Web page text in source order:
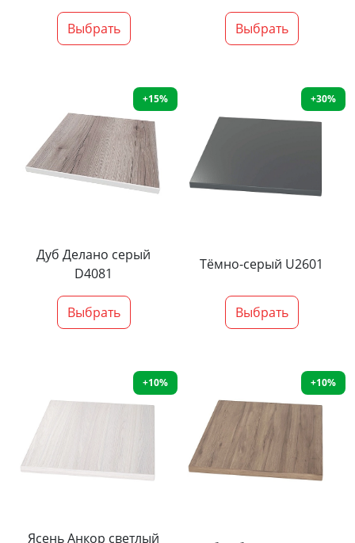
Выбрать Выбрать
+15%
Дуб Делано серый
D4081
Выбрать
+30%
Тёмно-серый U2601
Выбрать
+10%
Ясень Анкор светлый
+10%